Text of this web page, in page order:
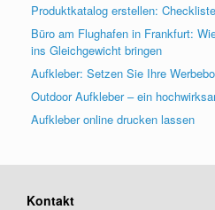
Produktkatalog erstellen:
Büro am Flughafen in Frankfurt:
ins Gleichgewicht bringen
Aufkleber: Setzen Sie Ihre
Outdoor Aufkleber – ein
Aufkleber online drucken lassen
Kontakt